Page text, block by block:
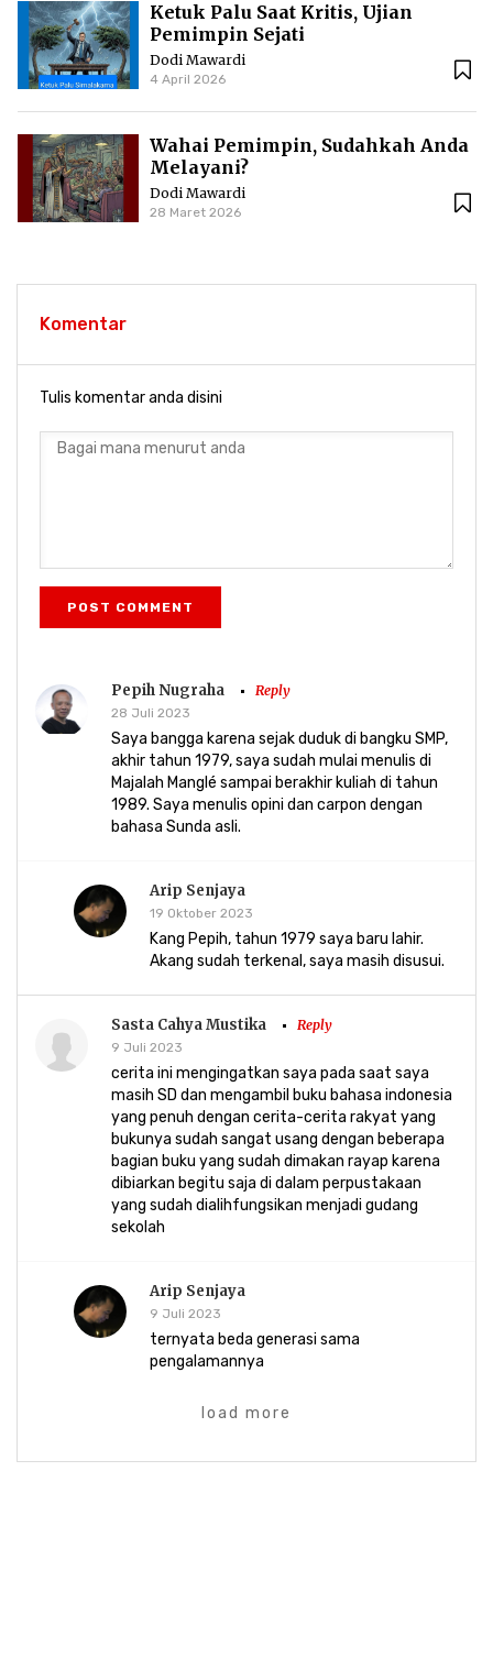
Ketuk Palu Saat Kritis, Ujian
Pemimpin Sejati
Dodi Mawardi
4 April 2026
Wahai Pemimpin, Sudahkah Anda
Melayani?
Dodi Mawardi
28 Maret 2026
Komentar
Tulis komentar anda disini
POST COMMENT
Pepih Nugraha Reply
28 Juli 2023
Saya bangga karena sejak duduk di bangku SMP,
akhir tahun 1979, saya sudah mulai menulis di
Majalah Manglé sampai berakhir kuliah di tahun
1989. Saya menulis opini dan carpon dengan
bahasa Sunda asli.
Arip Senjaya
19 Oktober 2023
Kang Pepih, tahun 1979 saya baru lahir.
Akang sudah terkenal, saya masih disusui.
Sasta Cahya Mustika Reply
9 Juli 2023
cerita ini mengingatkan saya pada saat saya
masih SD dan mengambil buku bahasa indonesia
yang penuh dengan cerita-cerita rakyat yang
bukunya sudah sangat usang dengan beberapa
bagian buku yang sudah dimakan rayap karena
dibiarkan begitu saja di dalam perpustakaan
yang sudah dialihfungsikan menjadi gudang
sekolah
Arip Senjaya
9 Juli 2023
ternyata beda generasi sama
pengalamannya
load more